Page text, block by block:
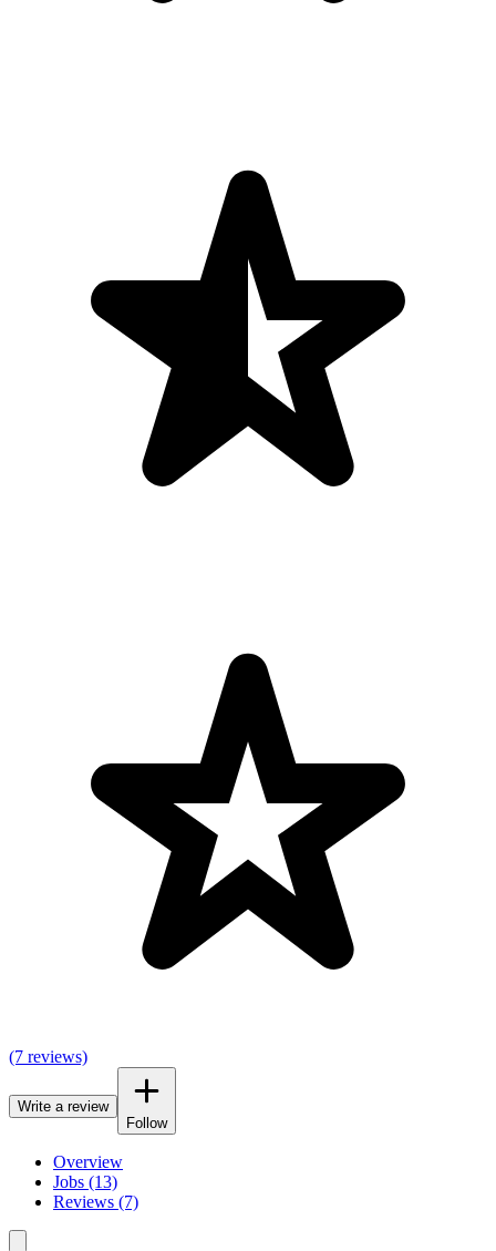
(7 reviews)
Write a review
Follow
Overview
Jobs (13)
Reviews (7)